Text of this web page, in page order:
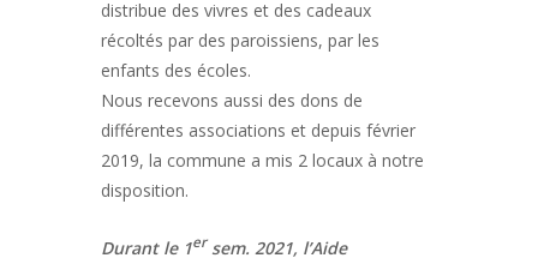
distribue des vivres et des cadeaux
récoltés par des paroissiens, par les
enfants des écoles.
Nous recevons aussi des dons de
différentes associations et depuis février
2019, la commune a mis 2 locaux à notre
disposition.
Durant le 1ersem. 2021, l’Aide